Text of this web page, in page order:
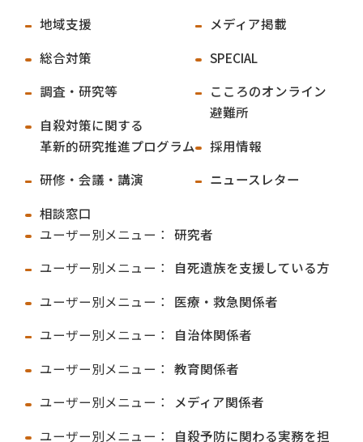
地域支援
総合対策
調査・研究等
自殺対策に関する
革新的研究推進プログラム
研修・会議・講演
相談窓口
メディア掲載
SPECIAL
こころのオンライン
避難所
採用情報
ニュースレター
ユーザー別メニュー： 研究者
ユーザー別メニュー：
自死遺族を支援している方
ユーザー別メニュー：
医療・救急関係者
ユーザー別メニュー：
自治体関係者
ユーザー別メニュー： 教育関係者
ユーザー別メニュー：
メディア関係者
ユーザー別メニュー：
自殺予防に関わる実務を担